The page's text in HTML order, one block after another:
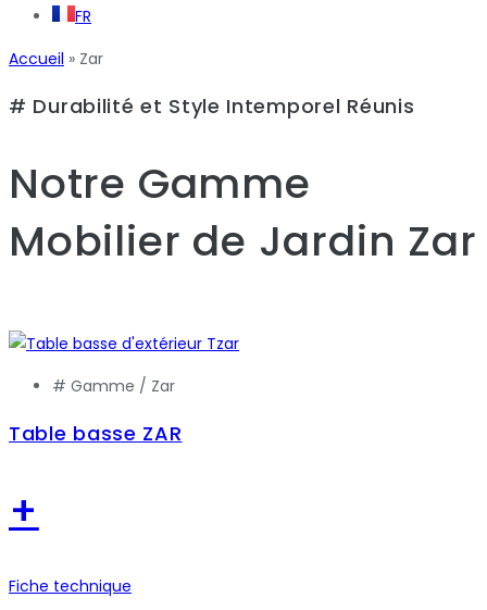
FR
Accueil » Zar
# Durabilité et Style Intemporel Réunis
Notre Gamme
Mobilier de Jardin Zar
# Gamme / Zar
Table basse ZAR
+
Fiche technique